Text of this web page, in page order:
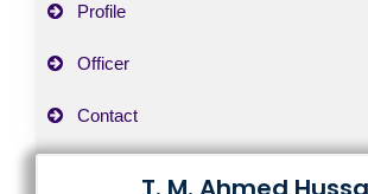
Profile
Officer
Contact